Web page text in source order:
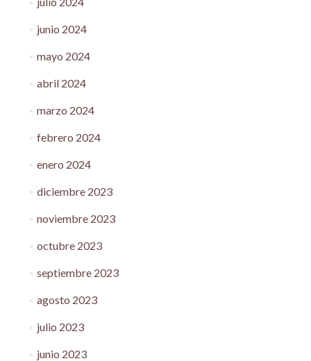
junio 2024
mayo 2024
abril 2024
marzo 2024
febrero 2024
enero 2024
diciembre 2023
noviembre 2023
octubre 2023
septiembre 2023
agosto 2023
julio 2023
junio 2023